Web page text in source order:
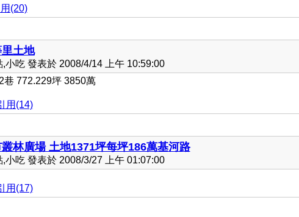
(20)
土地
吃 發表於 2008/4/14 上午 10:59:00
巷 772.229坪 3850萬
用(14)
林廣場 土地1371坪每坪186萬基河路
吃 發表於 2008/3/27 上午 01:07:00
用(17)